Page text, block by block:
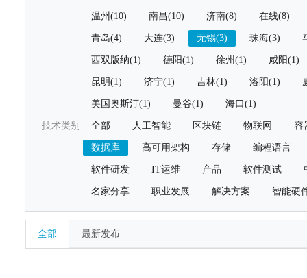
温州(10) 南昌(10) 济南(8) 在线(8)
青岛(4) 大连(3) 无锡(3) 珠海(3)
西双版纳(1) 德阳(1) 徐州(1) 咸阳(1)
昆明(1) 济宁(1) 吉林(1) 洛阳(1)
美国奥斯汀(1) 曼谷(1) 海口(1)
技术类别 全部 人工智能 区块链 物联网 容
数据库 高可用架构 存储 编程语言
软件研发 IT运维 产品 软件测试
名家分享 职业发展 解决方案 智能硬
全部 最新发布